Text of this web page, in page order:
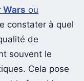
Wars ou
constater à quel
de
souvent le
Cela pose